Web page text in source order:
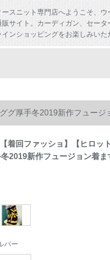
ースニット専門店へようこそ、
販サイト。カーディガン、セー
インショッピングをお楽しみいた
グ厚手冬2019新作フュージ
着回ファッショ】【ヒロッ
2019新作フュージョン着
パー